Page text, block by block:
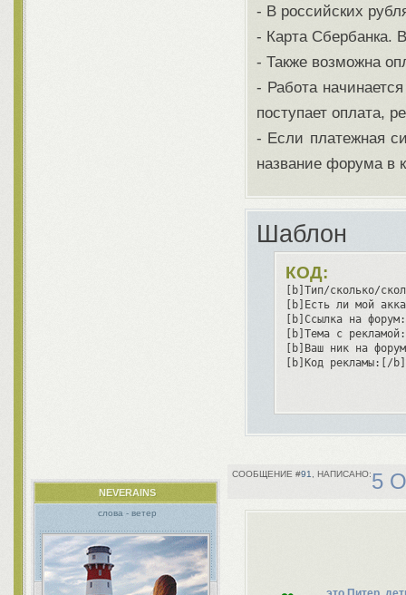
- В российских
- Карта Сбербанка.
- Также возможна
- Работа
поступает оплата,
- Если платежная
название форума в
Шаблон
КОД:
[b]Тип/сколько/
[b]Есть ли мой
[b]Ссылка на
[b]Тема с
[b]Ваш ник на
[b]Код рекламы:[/b]
91 5
NEVERAINS
слова - ветер